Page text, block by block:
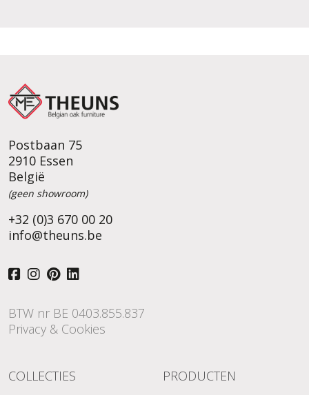
Postbaan 75
2910 Essen
België
(geen showroom)
+32 (0)3 670 00 20
info@theuns.be
BTW nr BE 0403.855.837
Privacy & Cookies
COLLECTIES
PRODUCTEN